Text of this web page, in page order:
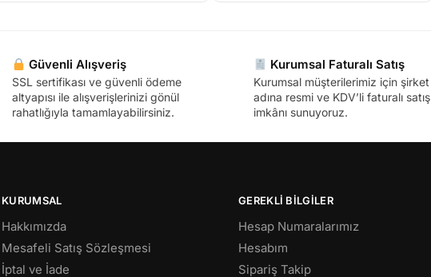
Güvenli Alışveriş
SSL sertifikası ve güvenli ödeme
altyapısı ile alışverişlerinizi gönül
rahatlığıyla tamamlayabilirsiniz.
Kurumsal Faturalı Satış
Kurumsal müşterilerimiz için şirket
adına resmi ve KDV’li faturalı satış
imkânı sunuyoruz.
KURUMSAL
Hakkımızda
Mesafeli Satış Sözleşmesi
İptal ve İade
GEREKLİ BİLGİLER
Hesap Numaralarımız
Hesabım
Sipariş Takip